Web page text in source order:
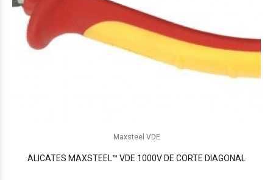
Maxsteel VDE
ALICATES MAXSTEEL™ VDE 1000V DE CORTE DIAGONAL